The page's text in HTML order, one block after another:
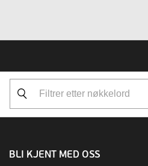
BLI KJENT MED OSS